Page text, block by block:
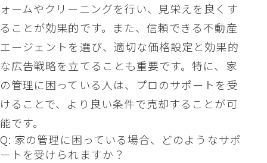
ォームやクリーニングを行い、見栄えを良くす
ることが効果的です。また、信頼できる不動産
エージェントを選び、適切な価格設定と効果的
な広告戦略を立てることも重要です。特に、家
の管理に困っている人は、プロのサポートを受
けることで、より良い条件で売却することが可
能です。
Q: 家の管理に困っている場合、どのようなサポ
ートを受けられますか？